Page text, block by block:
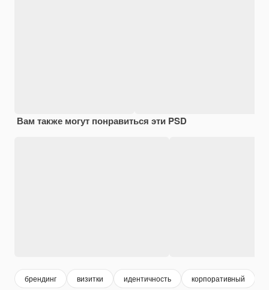
Вам также могут понравиться эти PSD
брендинг визитки идентичность корпоративный